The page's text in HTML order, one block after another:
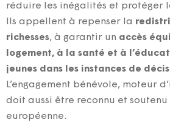
réduire les inégalités et protéger
Ils appellent à repenser la
richesses, à garantir un accès
logement, à la santé et à
jeunes dans les instances de
L’engagement bénévole, moteur
doit aussi être reconnu et soutenu
européenne.